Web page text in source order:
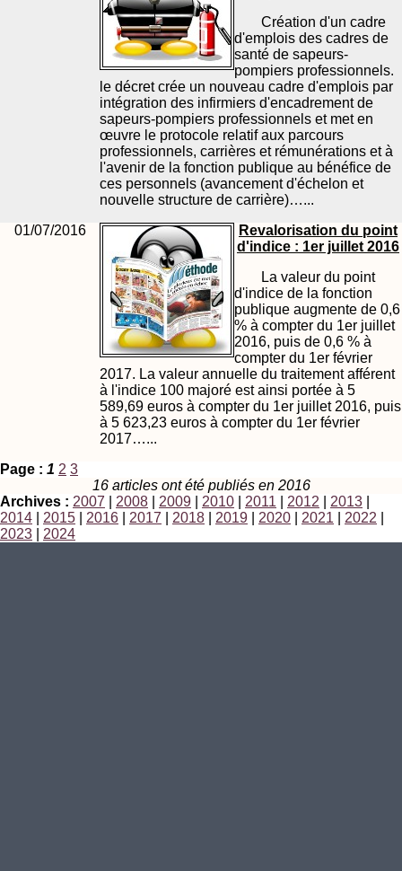
Création d'un cadre
d'emplois des cadres de
santé de sapeurs-
pompiers professionnels.
le décret crée un nouveau cadre d'emplois par
intégration des infirmiers d'encadrement de
sapeurs-pompiers professionnels et met en
œuvre le protocole relatif aux parcours
professionnels, carrières et rémunérations et à
l'avenir de la fonction publique au bénéfice de
ces personnels (avancement d'échelon et
nouvelle structure de carrière)…...
01/07/2016
Revalorisation du point
d'indice : 1er juillet 2016
La valeur du point
d'indice de la fonction
publique augmente de 0,6
% à compter du 1er juillet
2016, puis de 0,6 % à
compter du 1er février
2017. La valeur annuelle du traitement afférent
à l'indice 100 majoré est ainsi portée à 5
589,69 euros à compter du 1er juillet 2016, puis
à 5 623,23 euros à compter du 1er février
2017…...
Page : 1 2 3
16 articles ont été publiés en 2016
Archives : 2007 2008 2009 2010 2011 2012 2013
2014
2015 2016 2017 2018 2019 2020 2021 2022
2023
2024